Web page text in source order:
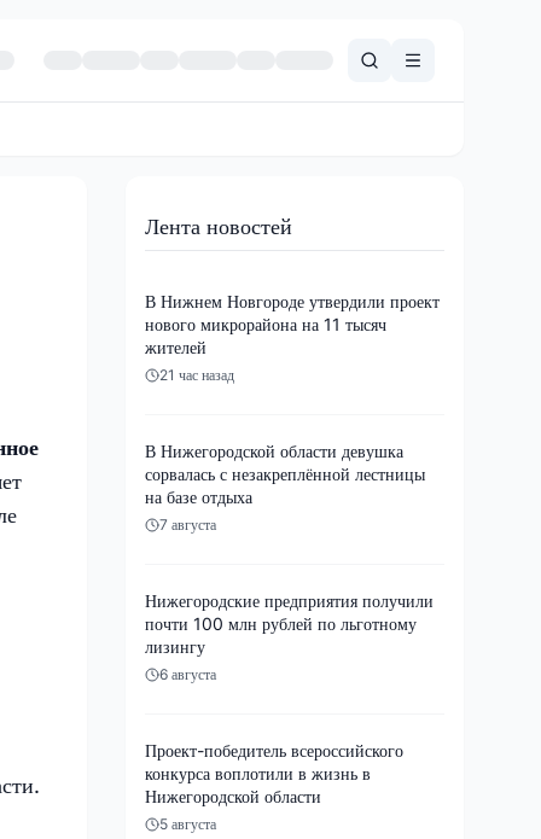
Лента новостей
В Нижнем Новгороде утвердили проект
нового микрорайона на 11 тысяч
жителей
21 час назад
В Нижегородской области девушка
сорвалась с незакреплённой лестницы
на базе отдыха
7 августа
Нижегородские предприятия получили
почти 100 млн рублей по льготному
лизингу
6 августа
Проект-победитель всероссийского
конкурса воплотили в жизнь в
Нижегородской области
5 августа